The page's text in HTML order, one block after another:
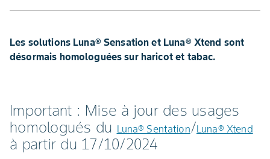
Les solutions Luna® Sensation et Luna® Xtend sont
désormais homologuées sur haricot et tabac.
Important : Mise à jour des usages
homologués du Luna® Sentation/Luna® Xtend
à partir du 17/10/2024